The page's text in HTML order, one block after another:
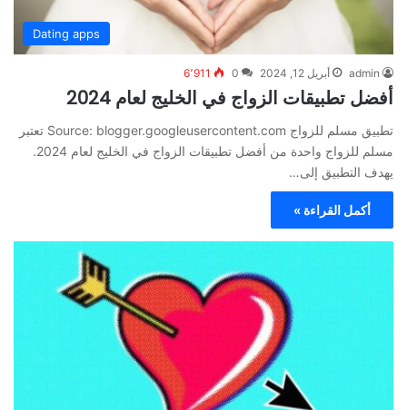
Dating apps
admin أبريل 12, 2024 0 6٬911
أفضل تطبيقات الزواج في الخليج لعام 2024
تطبيق مسلم للزواج Source: blogger.googleusercontent.com تعتبر
مسلم للزواج واحدة من أفضل تطبيقات الزواج في الخليج لعام 2024.
يهدف التطبيق إلى…
أكمل القراءة »